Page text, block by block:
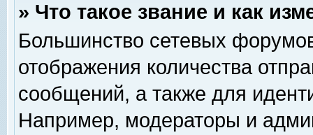
» Что такое звание и как
Большинство сетевых
отображения количества
сообщений, а также для
Например, модераторы и